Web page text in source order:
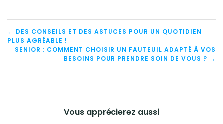
NAVIGATION
DE
L’ARTICLE
← DES CONSEILS ET DES ASTUCES POUR UN QUOTIDIEN
PLUS AGRÉABLE !
SENIOR : COMMENT CHOISIR UN FAUTEUIL ADAPTÉ À VOS
BESOINS POUR PRENDRE SOIN DE VOUS ? →
Vous apprécierez aussi